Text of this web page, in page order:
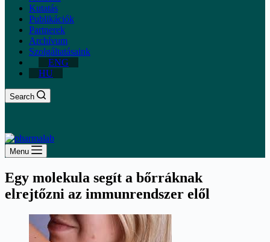
Kutatás
Publikációk
Partnerek
Archívum
Szolgáltatásaink
ENG
HU
Search
Menu
Egy molekula segít a bőrráknak
elrejtőzni az immunrendszer elől